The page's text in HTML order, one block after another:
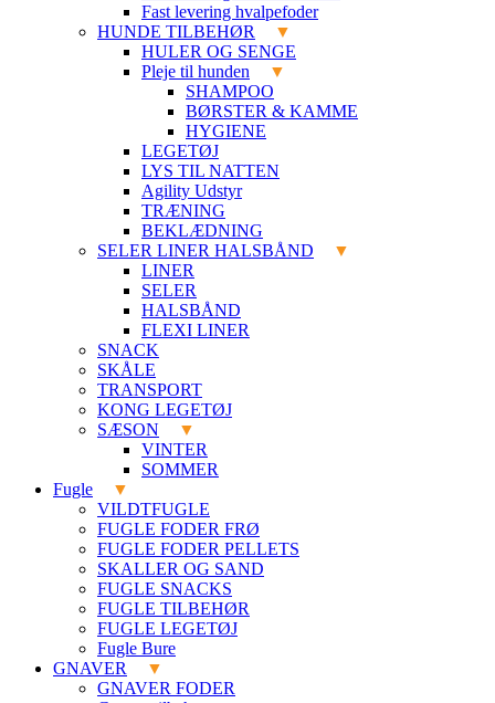
Fast levering hvalpefoder
HUNDE TILBEHØR
HULER OG SENGE
Pleje til hunden
SHAMPOO
BØRSTER & KAMME
HYGIENE
LEGETØJ
LYS TIL NATTEN
Agility Udstyr
TRÆNING
BEKLÆDNING
SELER LINER HALSBÅND
LINER
SELER
HALSBÅND
FLEXI LINER
SNACK
SKÅLE
TRANSPORT
KONG LEGETØJ
SÆSON
VINTER
SOMMER
Fugle
VILDTFUGLE
FUGLE FODER FRØ
FUGLE FODER PELLETS
SKALLER OG SAND
FUGLE SNACKS
FUGLE TILBEHØR
FUGLE LEGETØJ
Fugle Bure
GNAVER
GNAVER FODER